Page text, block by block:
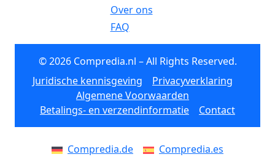
Over ons
FAQ
© 2026 Compredia.nl – All Rights Reserved.
Juridische kennisgeving
Privacyverklaring
Algemene Voorwaarden
Betalings- en verzendinformatie
Contact
Compredia.de
Compredia.es